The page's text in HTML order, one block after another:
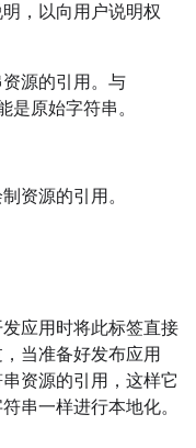
，以向用户说明权
源的引用。与
是原始字符串。
资源的引用。
应用时将此标签直接
当准备好发布应用
资源的引用，这样它
串一样进行本地化。